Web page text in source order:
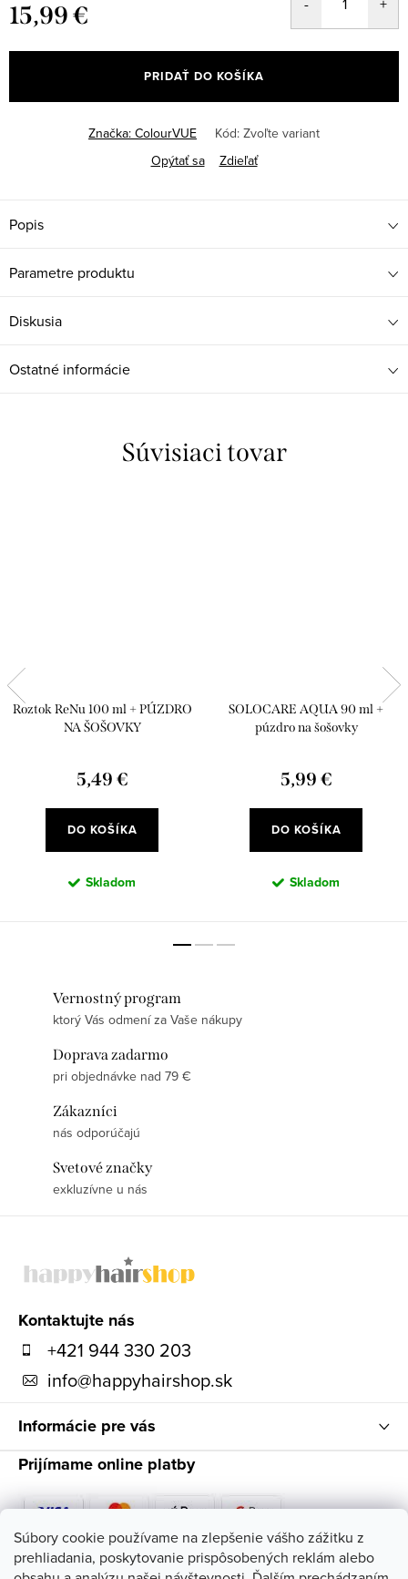
Súbory cookie používame na zlepšenie vášho zážitku z
prehliadania, poskytovanie prispôsobených reklám alebo
15,99 €
cena:
PRIDAŤ DO KOŠÍKA
Značka: ColourVUE Kód: Zvoľte variant
Opýtať sa
Zdieľať
Popis
Parametre produktu
Diskusia
Ostatné informácie
Súvisiaci tovar
Roztok ReNu 100 ml + PÚZDRO
NA ŠOŠOVKY
5,49 €
DO KOŠÍKA
Skladom
SOLOCARE AQUA 90 ml +
púzdro na šošovky
5,99 €
DO KOŠÍKA
Skladom
Vernostný program
ktorý Vás odmení za Vaše nákupy
Doprava zadarmo
pri objednávke nad 79 €
Zákazníci
nás odporúčajú
Svetové značky
exkluzívne u nás
Kontaktujte nás
+421 944 330 203
info@happyhairshop.sk
Informácie pre vás
Prijímame online platby